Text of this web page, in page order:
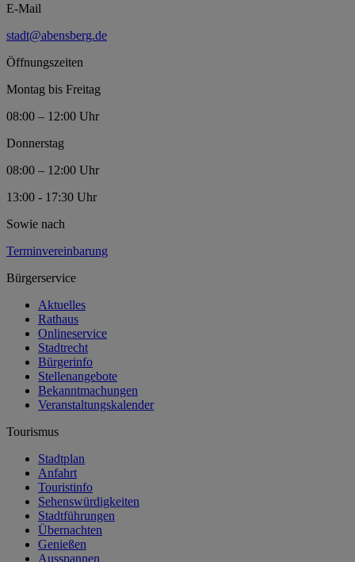
E-Mail
stadt@abensberg.de
Öffnungszeiten
Montag bis Freitag
08:00 – 12:00 Uhr
Donnerstag
08:00 – 12:00 Uhr
13:00 - 17:30 Uhr
Sowie nach
Terminvereinbarung
Bürgerservice
Aktuelles
Rathaus
Onlineservice
Stadtrecht
Bürgerinfo
Stellenangebote
Bekanntmachungen
Veranstaltungskalender
Tourismus
Stadtplan
Anfahrt
Touristinfo
Sehenswürdigkeiten
Stadtführungen
Übernachten
Genießen
Ausspannen